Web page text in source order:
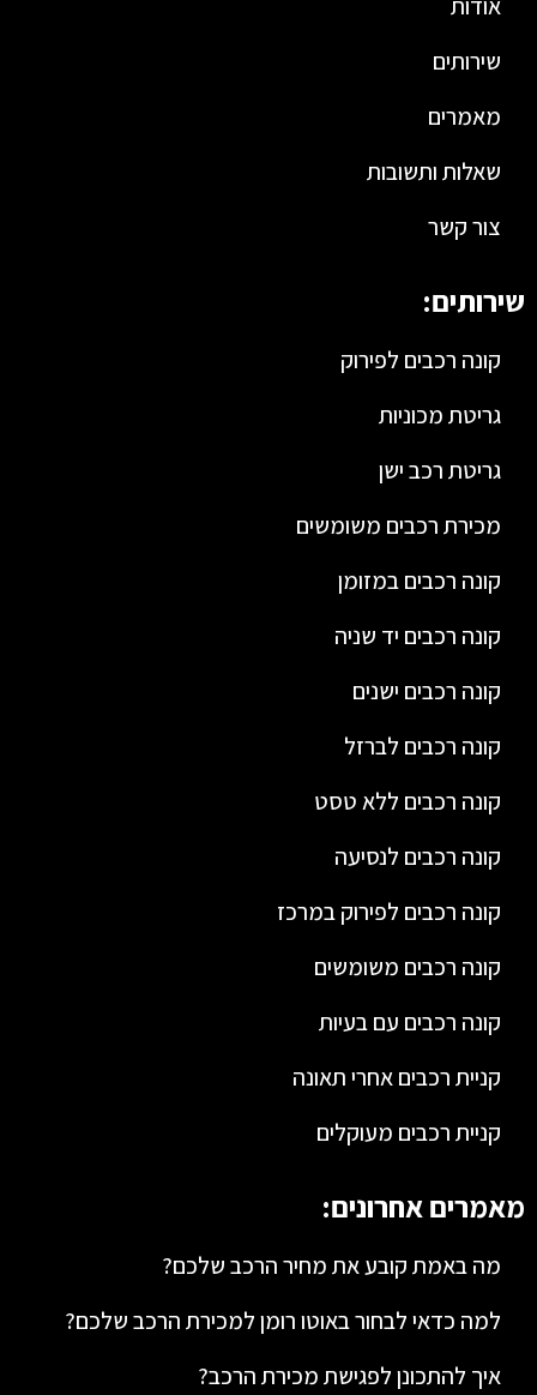
אודות
שירותים
מאמרים
שאלות ותשובות
צור קשר
שירותים:
קונה רכבים לפירוק
גריטת מכוניות
גריטת רכב ישן
מכירת רכבים משומשים
קונה רכבים במזומן
קונה רכבים יד שניה
קונה רכבים ישנים
קונה רכבים לברזל
קונה רכבים ללא טסט
קונה רכבים לנסיעה
קונה רכבים לפירוק במרכז
קונה רכבים משומשים
קונה רכבים עם בעיות
קניית רכבים אחרי תאונה
קניית רכבים מעוקלים
מאמרים אחרונים:
מה באמת קובע את מחיר הרכב שלכם?
למה כדאי לבחור באוטו רומן למכירת הרכב שלכם?
איך להתכונן לפגישת מכירת הרכב?